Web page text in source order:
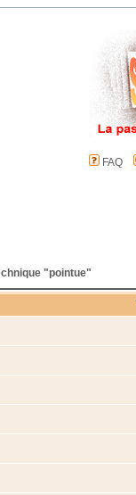
FAQ
"pointue"